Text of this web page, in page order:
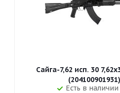
Сайга-7,62 исп. 30
(204100901931)
Есть в наличии